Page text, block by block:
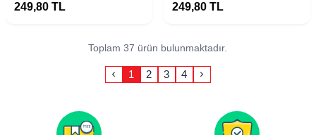
249,80 TL 249,80 TL
Toplam 37 ürün bulunmaktadır.
1 2 3 4